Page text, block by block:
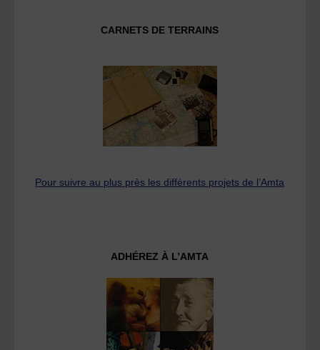
CARNETS DE TERRAINS
Pour suivre au plus près les différents projets de l’Amta
ADHÉREZ À L’AMTA